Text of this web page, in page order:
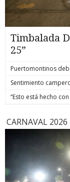
Timbalada
25”
Puertomontinos
Sentimiento
“Esto está hecho
CARNAVAL 2026